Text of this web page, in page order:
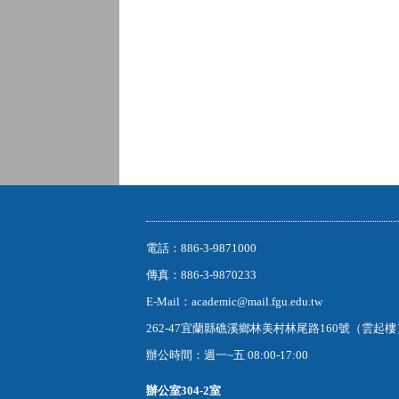
電話：886-3-9871000
傳真：886-3-9870233
E-Mail：academic@mail.fgu.edu.tw
262-47宜蘭縣礁溪鄉林美村林尾路160號（雲起
辦公時間：週一~五 08:00-17:00
辦公室304-2室